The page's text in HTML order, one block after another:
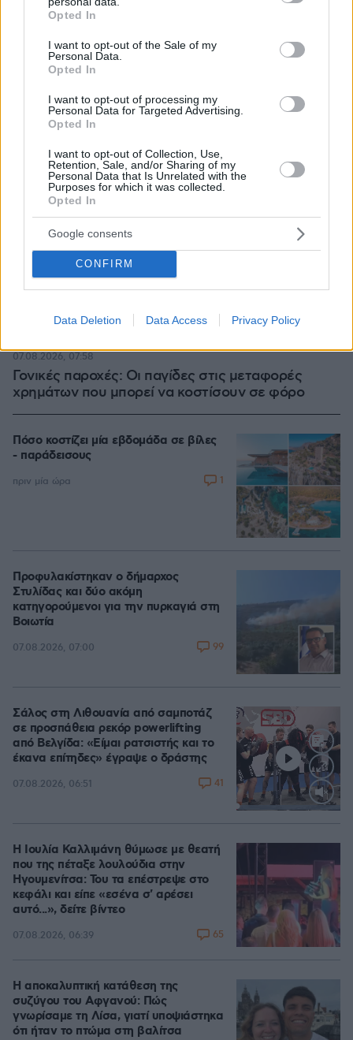
grant or deny consent to Google and its third-party tags to
use your data for below specified purposes in below Google
consent section.
Opted In
I want to opt-out of the Sale of my
Personal Data.
Opted In
I want to opt-out of processing my
Personal Data for Targeted Advertising.
Opted In
I want to opt-out of Collection, Use,
Retention, Sale, and/or Sharing of my
Personal Data that Is Unrelated with the
Purposes for which it was collected.
Opted In
Google consents
CONFIRM
Data Deletion Data Access Privacy Policy
Γονικές παροχές: Οι παγίδες στις μεταφορές
χρημάτων που μπορεί να κοστίσουν σε φόρο
07.08.2026, 07:58
Πόσο κοστίζει μία εβδομάδα σε βίλες
- παράδεισους
πριν μία ώρα 1
Προφυλακίστηκαν ο δήμαρχος
Στυλίδας και δύο ακόμη
κατηγορούμενοι για την πυρκαγιά στη
Βοιωτία
07.08.2026, 07:00 99
Loaded
Σάλος στη Λιθουανία από σαμποτάζ
σε προσπάθεια ρεκόρ powerlifting
από Βελγίδα: «Είμαι ρατσιστής και το
έκανα επίτηδες» έγραψε ο δράστης
07.08.2026, 06:51 41
Η Ιουλία Καλλιμάνη θύμωσε με θεατή
που της πέταξε λουλούδια στην
Ηγουμενίτσα: Του τα επέστρεψε στο
κεφάλι και είπε «εσένα σ' αρέσει
αυτό...», δείτε βίντεο
07.08.2026, 06:39 65
Η αποκαλυπτική κατάθεση της
συζύγου του Αφγανού: Πώς
γνωρίσαμε τη Λίσα, γιατί υποψιάστηκα
ότι ήταν το πτώμα στη βαλίτσα